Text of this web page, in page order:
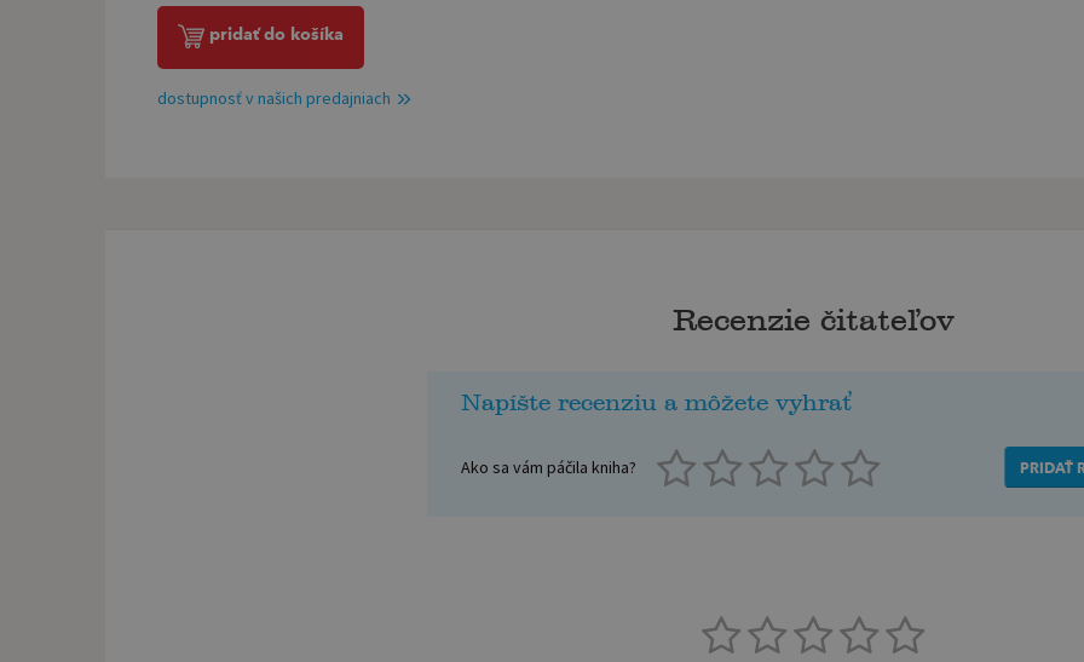
pridať do košíka
dostupnosť v našich predajniach
Recenzie čitateľov
Napíšte recenziu a môžete vyhrať
Ako sa vám páčila kniha? PRIDAŤ